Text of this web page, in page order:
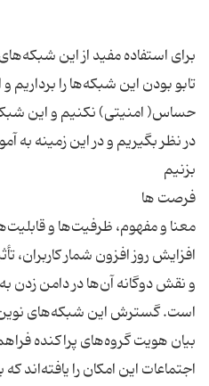
برای استفاده مفید از این
تابو بودن این شبکه‌ها را برداریم
حساس( امنیتی) نکنیم و این
در نظر بگیریم و در این زمینه
معنا و مفهوم، ظرفیت‌ها و
افزایش روز افزون شمار کاربران،
و نقش دوگانه آن‌ها در دامن زدن
است. گسترش این شبکه‌های
بیان هویت گروه‌های پراکنده
اجتماعات این امکان را یافته‌اند